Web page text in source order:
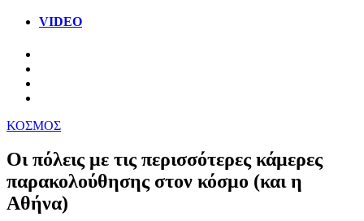
VIDEO
ΚΟΣΜΟΣ
Οι πόλεις με τις περισσότερες κάμερες
παρακολούθησης στον κόσμο (και η
Αθήνα)